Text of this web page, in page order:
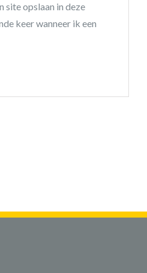
site opslaan in deze
keer wanneer ik een